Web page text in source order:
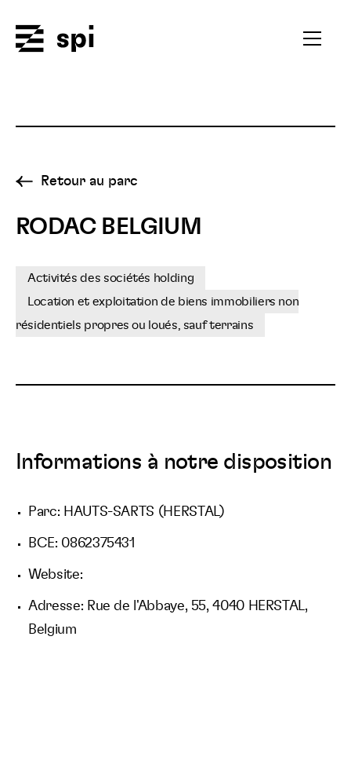
Ouvrir
Retour au parc
RODAC BELGIUM
Activités des sociétés holding
Location et exploitation de biens immobiliers non
résidentiels propres ou loués, sauf terrains
Informations à notre disposition
Parc: HAUTS-SARTS (HERSTAL)
BCE: 0862375431
Website:
Adresse: Rue de l'Abbaye, 55, 4040 HERSTAL,
Belgium